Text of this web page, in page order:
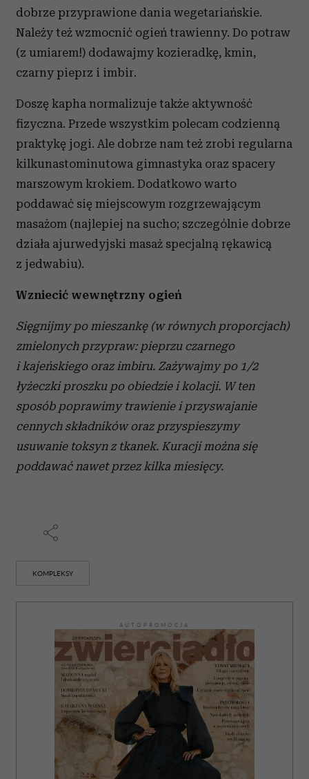
dobrze przyprawione dania wegetariańskie.
Należy też wzmocnić ogień trawienny. Do potraw
(z umiarem!) dodawajmy kozieradkę, kmin,
czarny pieprz i imbir.
Doszę kapha normalizuje także aktywność
fizyczna. Przede wszystkim polecam codzienną
praktykę jogi. Ale dobrze nam też zrobi regularna
kilkunastominutowa gimnastyka oraz spacery
marszowym krokiem. Dodatkowo warto
poddawać się miejscowym rozgrzewającym
masażom (najlepiej na sucho; szczególnie dobrze
działa ajurwedyjski masaż specjalną rękawicą
z jedwabiu).
Wzniecić wewnętrzny ogień
Sięgnijmy po mieszankę (w równych proporcjach)
zmielonych przypraw: pieprzu czarnego
i kajeńskiego oraz imbiru. Zażywajmy po 1/2
łyżeczki proszku po obiedzie i kolacji. W ten
sposób poprawimy trawienie i przyswajanie
cennych składników oraz przyspieszymy
usuwanie toksyn z tkanek. Kuracji można się
poddawać nawet przez kilka miesięcy.
KOMPLEKSY
AUTOPROMOCJA